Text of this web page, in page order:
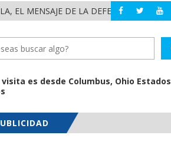
TRANSFORMACIÓN Y LA SOBERANÍA NAYARIT
visita es desde Columbus, Ohio Estados